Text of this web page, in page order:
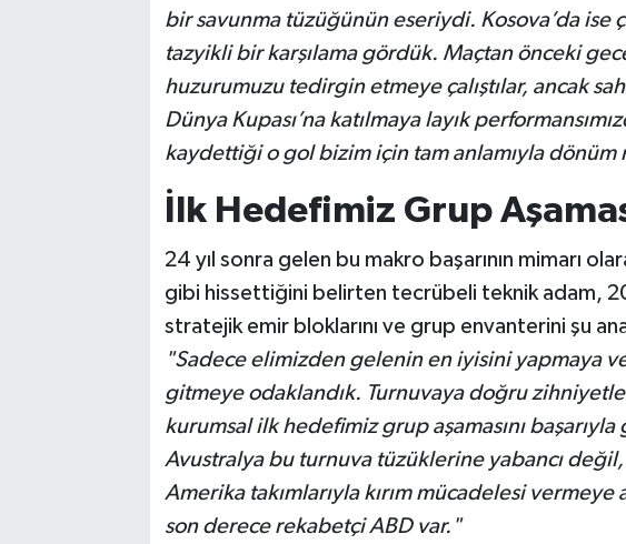
bir savunma tüzüğünün eseriydi. Kosova’da ise
tazyikli bir karşılama gördük. Maçtan önceki
huzurumuzu tedirgin etmeye çalıştılar, ancak
Dünya Kupası’na katılmaya layık
kaydettiği o gol bizim için tam anlamıyla dönüm
İlk Hedefimiz Grup
24 yıl sonra gelen bu makro başarının mimarı
gibi hissettiğini belirten tecrübeli teknik adam,
stratejik emir bloklarını ve grup envanterini şu
"Sadece elimizden gelenin en iyisini yapmaya
gitmeye odaklandık. Turnuvaya doğru
kurumsal ilk hedefimiz grup aşamasını
Avustralya bu turnuva tüzüklerine yabancı
Amerika takımlarıyla kırım mücadelesi vermeye
son derece rekabetçi ABD var."